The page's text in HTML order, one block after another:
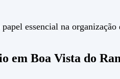
essencial na
em Boa Vista do